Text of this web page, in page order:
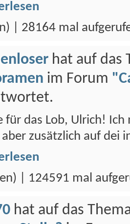
| 28164 mal
hat auf das
im Forum
für das Lob, Ulrich!
zusätzlich auf dei
| 124591 mal
hat auf das